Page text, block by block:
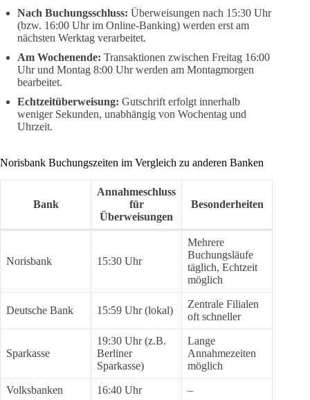
Nach Buchungsschluss: Überweisungen nach 15:30 Uhr
(bzw. 16:00 Uhr im Online-Banking) werden erst am
nächsten Werktag verarbeitet.
Am Wochenende: Transaktionen zwischen Freitag 16:00
Uhr und Montag 8:00 Uhr werden am Montagmorgen
bearbeitet.
Echtzeitüberweisung: Gutschrift erfolgt innerhalb
weniger Sekunden, unabhängig von Wochentag und
Uhrzeit.
Norisbank Buchungszeiten im Vergleich zu anderen Banken
Bank
Annahmeschluss
für
Überweisungen
Besonderheiten
Norisbank 15:30 Uhr
Mehrere
Buchungsläufe
täglich, Echtzeit
möglich
Deutsche Bank 15:59 Uhr (lokal)
Zentrale Filialen
oft schneller
Sparkasse
19:30 Uhr (z.B.
Berliner
Sparkasse)
Lange
Annahmezeiten
möglich
Volksbanken 16:40 Uhr –